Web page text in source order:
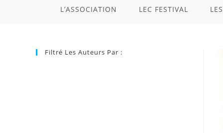
L’ASSOCIATION LEC FESTIVAL
Filtré Les Auteurs Par :